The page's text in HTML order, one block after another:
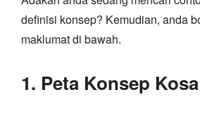
definisi konsep? Kemudian, anda
maklumat di bawah.
1. Peta Konsep